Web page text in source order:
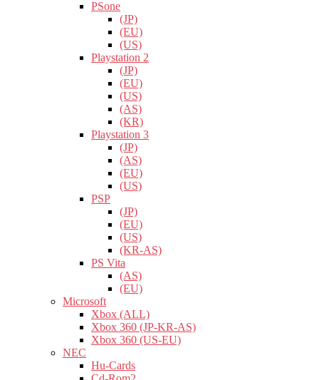
PSone
(JP)
(EU)
(US)
Playstation 2
(JP)
(EU)
(US)
(AS)
(KR)
Playstation 3
(JP)
(AS)
(EU)
(US)
PSP
(JP)
(EU)
(US)
(KR-AS)
PS Vita
(AS)
(EU)
Microsoft
Xbox (ALL)
Xbox 360 (JP-KR-AS)
Xbox 360 (US-EU)
NEC
Hu-Cards